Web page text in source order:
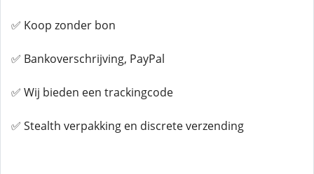
✅ Koop zonder bon
✅ Bankoverschrijving, PayPal
✅ Wij bieden een trackingcode
✅ Stealth verpakking en discrete verzending